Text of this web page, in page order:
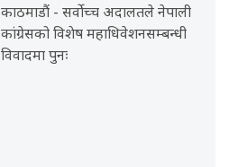
काठमाडौं - सर्वोच्च अदालतले नेपाली
कांग्रेसको विशेष महाधिवेशनसम्बन्धी
विवादमा पुनः